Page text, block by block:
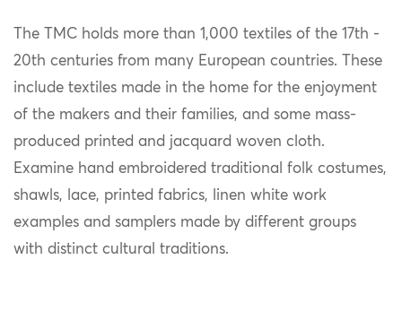
The TMC holds more than 1,000 textiles of the 17th -
20th centuries from many European countries. These
include textiles made in the home for the enjoyment
of the makers and their families, and some mass-
produced printed and jacquard woven cloth.
Examine hand embroidered traditional folk costumes,
shawls, lace, printed fabrics, linen white work
examples and samplers made by different groups
with distinct cultural traditions.